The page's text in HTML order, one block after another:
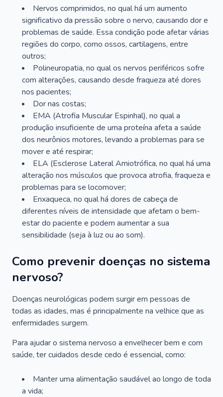
Nervos comprimidos, no qual há um aumento
significativo da pressão sobre o nervo, causando dor e
problemas de saúde. Essa condição pode afetar várias
regiões do corpo, como ossos, cartilagens, entre
outros;
Polineuropatia, no qual os nervos periféricos sofre
com alterações, causando desde fraqueza até dores
nos pacientes;
Dor nas costas;
EMA (Atrofia Muscular Espinhal), no qual a
produção insuficiente de uma proteína afeta a saúde
dos neurônios motores, levando a problemas para se
mover e até respirar;
ELA (Esclerose Lateral Amiotrófica, no qual há uma
alteração nos músculos que provoca atrofia, fraqueza e
problemas para se locomover;
Enxaqueca, no qual há dores de cabeça de
diferentes níveis de intensidade que afetam o bem-
estar do paciente e podem aumentar a sua
sensibilidade (seja à luz ou ao som).
Como prevenir doenças no sistema
nervoso?
Doenças neurológicas podem surgir em pessoas de
todas as idades, mas é principalmente na velhice que as
enfermidades surgem.
Para ajudar o sistema nervoso a envelhecer bem e com
saúde, ter cuidados desde cedo é essencial, como:
Manter uma alimentação saudável ao longo de toda
a vida;